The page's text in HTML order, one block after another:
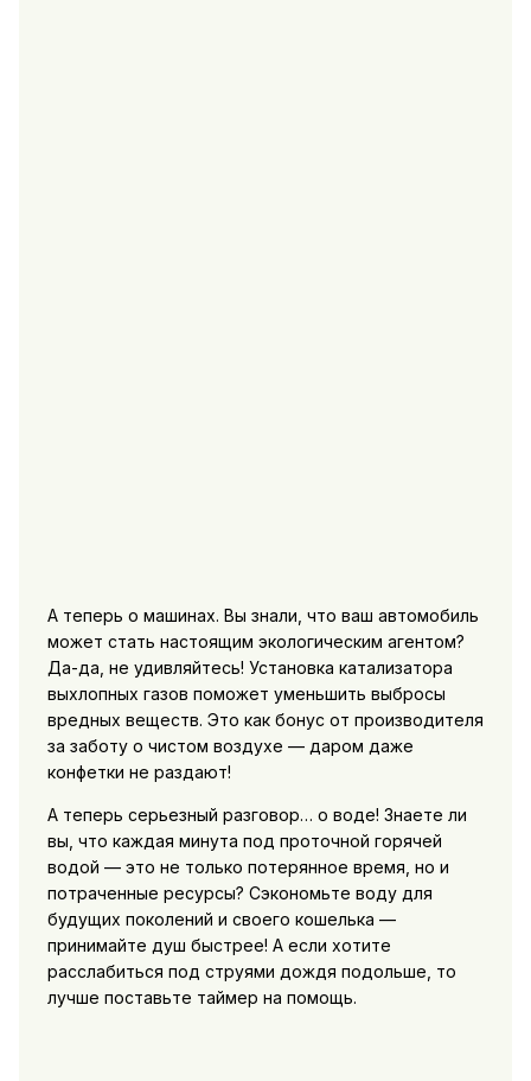
А теперь о машинах. Вы знали, что ваш автомобиль
может стать настоящим экологическим агентом?
Да-да, не удивляйтесь! Установка катализатора
выхлопных газов поможет уменьшить выбросы
вредных веществ. Это как бонус от производителя
за заботу о чистом воздухе — даром даже
конфетки не раздают!
А теперь серьезный разговор… о воде! Знаете ли
вы, что каждая минута под проточной горячей
водой — это не только потерянное время, но и
потраченные ресурсы? Сэкономьте воду для
будущих поколений и своего кошелька —
принимайте душ быстрее! А если хотите
расслабиться под струями дождя подольше, то
лучше поставьте таймер на помощь.